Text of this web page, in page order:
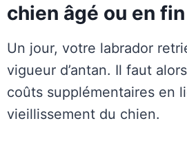
chien âgé ou en
Un jour, votre labrador
vigueur d’antan. Il faut
coûts supplémentaires en
vieillissement du chien.